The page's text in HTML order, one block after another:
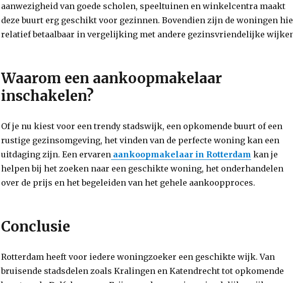
aanwezigheid van goede scholen, speeltuinen en winkelcentra maakt
deze buurt erg geschikt voor gezinnen. Bovendien zijn de woningen
relatief betaalbaar in vergelijking met andere gezinsvriendelijke
Waarom een aankoopmakelaar
inschakelen?
Of je nu kiest voor een trendy stadswijk, een opkomende buurt of een
rustige gezinsomgeving, het vinden van de perfecte woning kan een
uitdaging zijn. Een ervaren aankoopmakelaar in Rotterdam kan je
helpen bij het zoeken naar een geschikte woning, het onderhandelen
over de prijs en het begeleiden van het gehele aankoopproces.
Conclusie
Rotterdam heeft voor iedere woningzoeker een geschikte wijk. Van
bruisende stadsdelen zoals Kralingen en Katendrecht tot opkomende